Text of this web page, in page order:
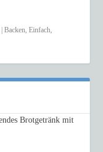
|Backen ,Einfach